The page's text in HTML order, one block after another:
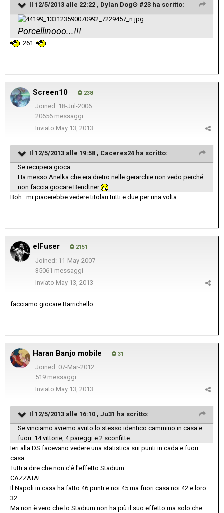
Il 12/5/2013 alle 22:22 , Dylan Dog⊙ #23 ha scritto:
Porcellinooo...!!!
:261:
Screen10 238
Joined: 18-Jul-2006
20656 messaggi
Inviato May 13, 2013
Il 12/5/2013 alle 19:58 , Caceres24 ha scritto:
Se recupera gioca.
Ha messo Anelka che era dietro nelle gerarchie non vedo perché
non faccia giocare Bendtner
Boh...mi piacerebbe vedere titolari tutti e due per una volta
elFuser 2151
Joined: 11-May-2007
35061 messaggi
Inviato May 13, 2013
facciamo giocare Barrichello
Haran Banjo mobile 31
Joined: 07-Mar-2012
519 messaggi
Inviato May 13, 2013
Il 12/5/2013 alle 16:10 , Ju31 ha scritto:
Se vinciamo avremo avuto lo stesso identico cammino in casa e
fuori: 14 vittorie, 4 pareggi e 2 sconfitte.
Ieri alla DS facevano vedere una statistica sui punti in cada e fuori
casa
Tutti a dire che non c'è l'effetto Stadium
CAZZATA!
Il Napoli in casa ha fatto 46 punti e noi 45 ma fuori casa noi 42 e loro
32
Ma non è vero che lo Stadium non ha più il suo effetto ma solo che